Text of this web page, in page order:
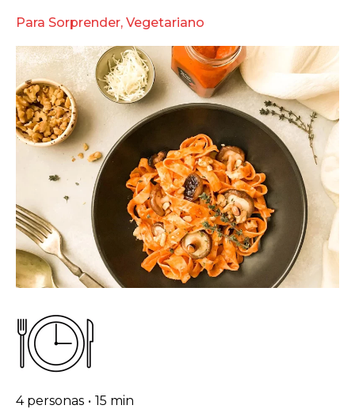
Para Sorprender, Vegetariano
4 personas • 15 min